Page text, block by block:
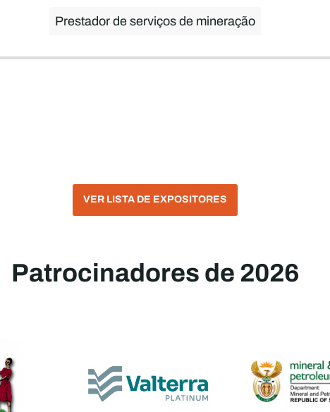
Prestador de serviços de mineração
VER LISTA DE EXPOSITORES
Patrocinadores de 2026